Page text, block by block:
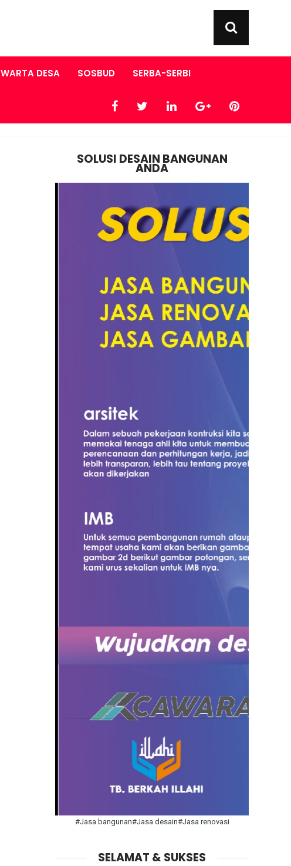
WARTA DESA SOSBUD SERBA-SERBI
SOLUSI DESAIN BANGUNAN
ANDA
#Jasa bangunan#Jasa desain#Jasa renovasi
SELAMAT & SUKSES